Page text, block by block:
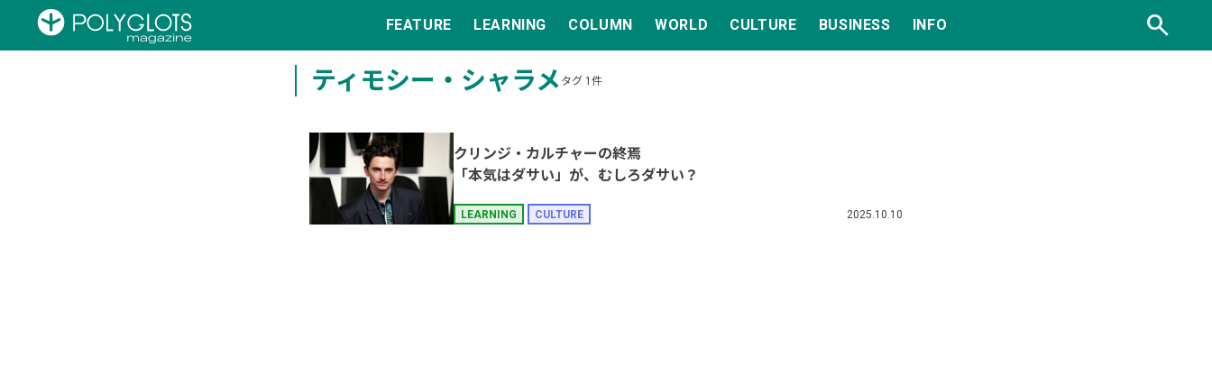
FEATURE LEARNING COLUMN WORLD CULTURE BUSINESS INFO search
ティモシー・シャラメ タグ 1件
クリンジ・カルチャーの終焉
「本気はダサい」が、むしろダサい？
LEARNING CULTURE 2025.10.10